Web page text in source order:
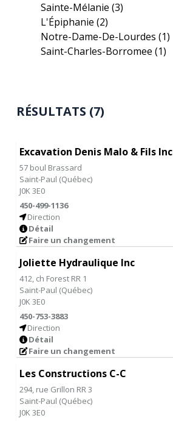
Sainte-Mélanie(3)
L'Épiphanie(2)
Notre-Dame-De-Lourdes(1)
Saint-Charles-Borromee(1)
RÉSULTATS (7)
Excavation Denis Malo & Fils Inc
57 boul Brassard
Saint-Paul (Québec)
J0K 3E0
450-499-1136
Direction
Détail
Faire un changement
Joliette Hydraulique Inc
412, ch Forest RR 1
Saint-Paul (Québec)
J0K 3E0
450-753-3883
Direction
Détail
Faire un changement
Les Constructions C-C
294, rue Grillon RR 3
Saint-Paul (Québec)
J0K 3E0